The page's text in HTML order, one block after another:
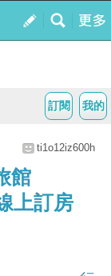
我的
訂閱
ti1o12iz600h
館
上訂房